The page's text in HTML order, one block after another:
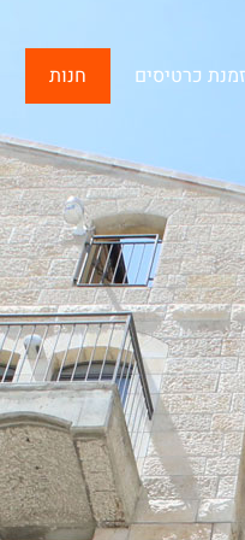
כרטיסים חנות